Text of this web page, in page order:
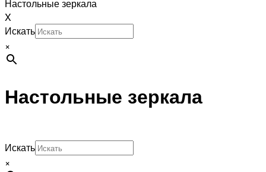
Настольные зеркала
X
Искать
×
Настольные зеркала
Искать
×